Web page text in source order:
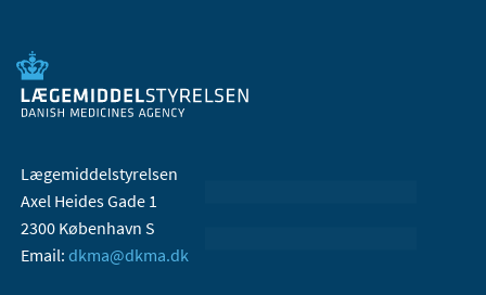
Lægemiddelstyrelsen
Axel Heides Gade 1
2300 København S
Email: dkma@dkma.dk